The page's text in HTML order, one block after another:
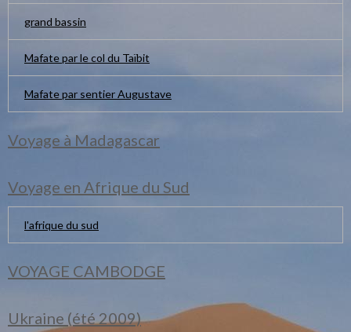
grand bassin
Mafate par le col du Taïbit
Mafate par sentier Augustave
Voyage à Madagascar
Voyage en Afrique du Sud
l'afrique du sud
VOYAGE CAMBODGE
Ukraine (été 2009)